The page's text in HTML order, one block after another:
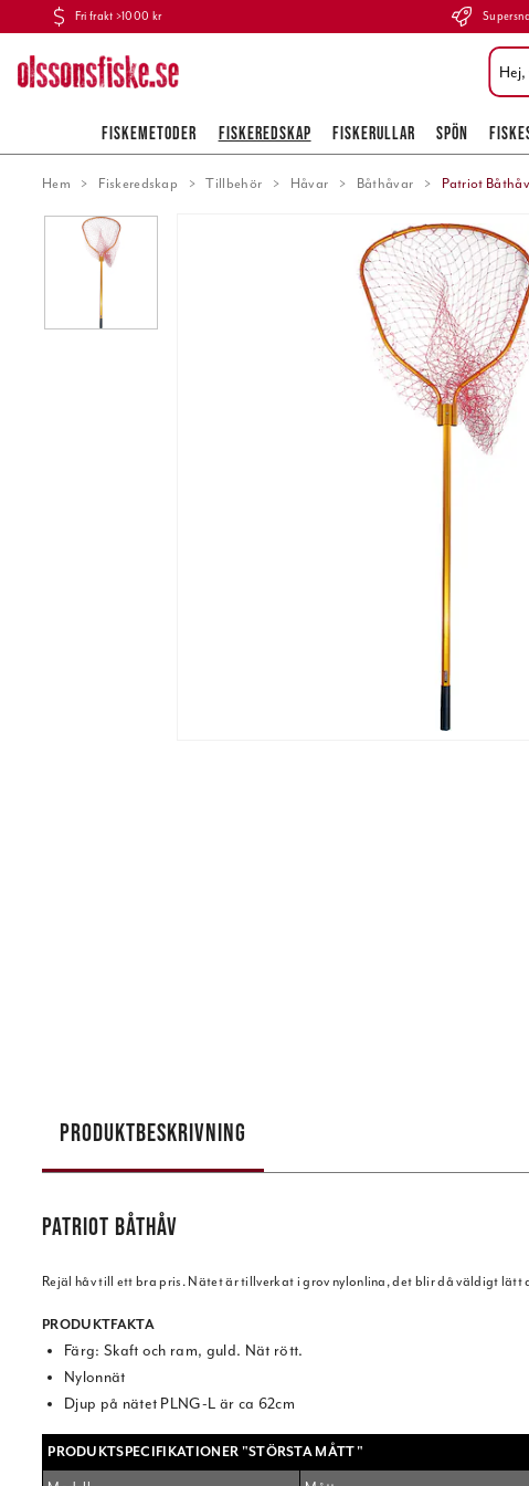
Fri frakt >1000 kr
FISKEMETODER FISKEREDSKAP FISKERULLAR SPÖN
Hem Fiskeredskap Tillbehör Håvar Båthåvar Patriot
PRODUKTBESKRIVNING
PATRIOT BÅTHÅV
Rejäl håv till ett bra pris. Nätet är tillverkat i grov nylonlina, det blir då väldigt
PRODUKTFAKTA
Färg: Skaft och ram, guld. Nät rött.
Nylonnät
Djup på nätet PLNG-L är ca 62cm
PRODUKTSPECIFIKATIONER "STÖRSTA MÅTT"